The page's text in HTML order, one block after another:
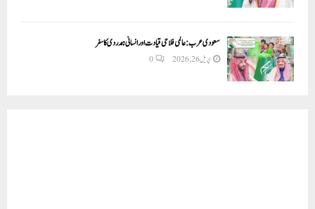
سعودی عرب: عالمی فلاحی قیادت اور انسانی ہمدردی کا سفر
اپریل 26, 2026 0